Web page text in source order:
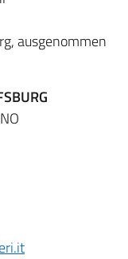
ausgenommen